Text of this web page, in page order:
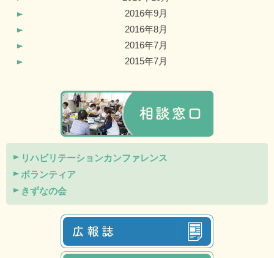
2016年9月
2016年8月
2016年7月
2015年7月
リハビリテーションカンファレンス
ボランティア
きずなの会